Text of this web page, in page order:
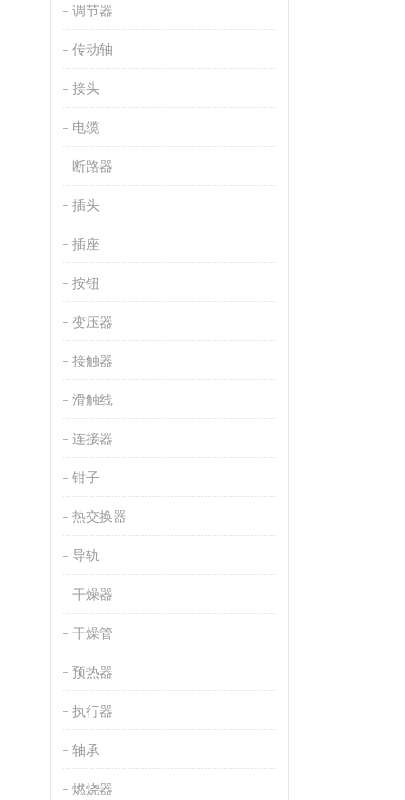
调节器
传动轴
接头
电缆
断路器
插头
插座
按钮
变压器
接触器
滑触线
连接器
钳子
热交换器
导轨
干燥器
干燥管
预热器
执行器
轴承
燃烧器